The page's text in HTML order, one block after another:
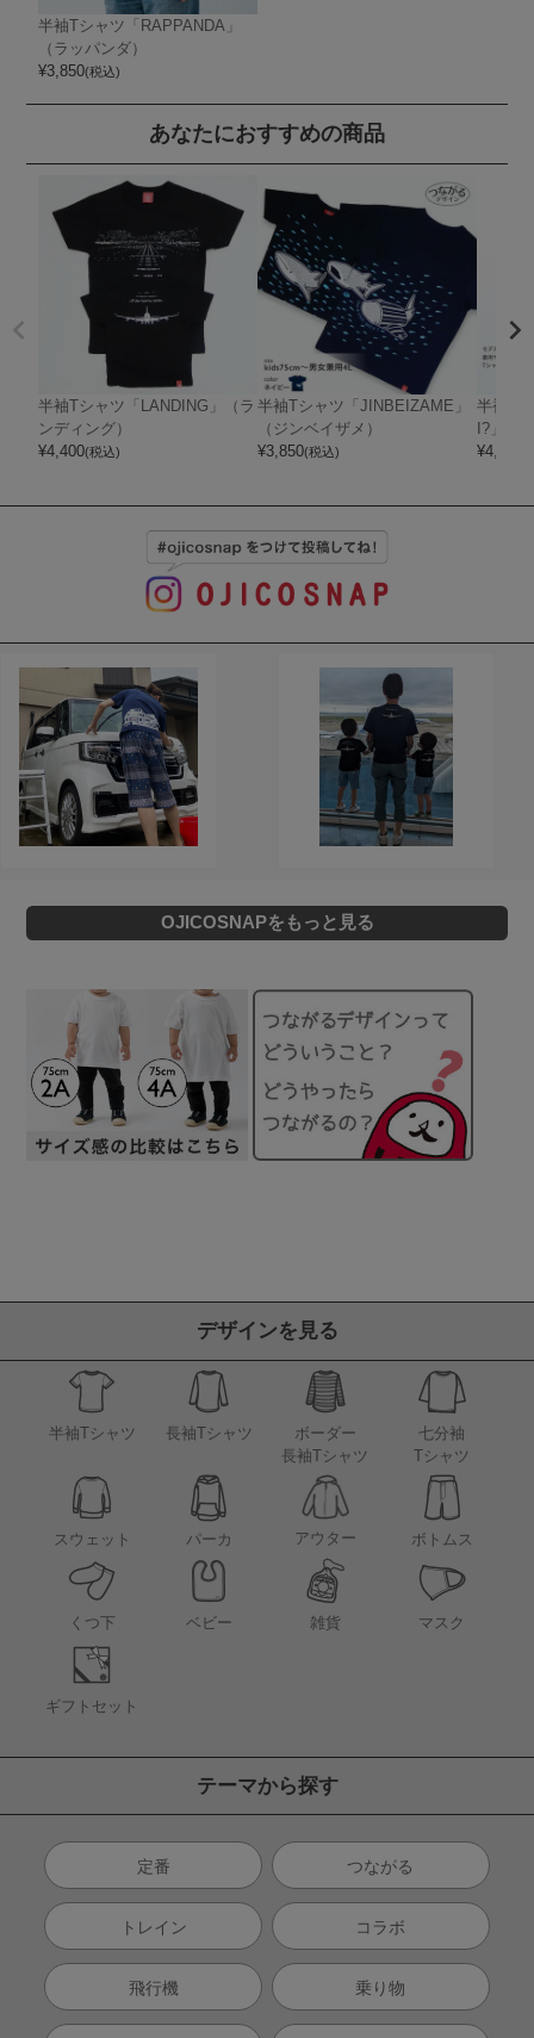
半袖Tシャツ「RAPPANDA」
（ラッパンダ）
¥3,850(税込)
あなたにおすすめの商品
半袖Tシャツ「LANDING」（ラ
ンディング）
¥4,400(税込)
半袖Tシャツ「JINBEIZAME」
（ジンベイザメ）
¥3,850(税込)
半袖T
I?」（
¥4,400
OJICOSNAPをもっと見る
デザインを見る
半袖Tシャツ 長袖Tシャツ
ボーダー
長袖Tシャツ
七分袖
Tシャツ
スウェット パーカ アウター ボトムス
くつ下 ベビー 雑貨 マスク
ギフトセット
テーマから探す
定番 つながる
トレイン コラボ
飛行機 乗り物